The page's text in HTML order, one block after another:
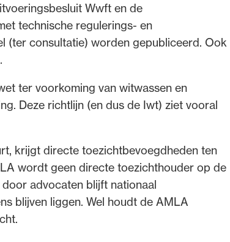
Wwft en de
technische regulerings‑ en
(ter consultatie) worden gepubliceerd. Ook
ter voorkoming van witwassen en
Deze richtlijn (en dus de Iwt) ziet vooral
krijgt directe toezichtbevoegdheden ten
wordt geen directe toezichthouder op de
advocaten blijft nationaal
blijven liggen. Wel houdt de AMLA